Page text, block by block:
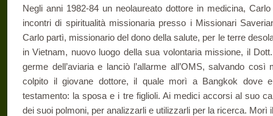
Negli anni 1982-84 un neolaureato dottore in medicina,
incontri di spiritualità missionaria presso i Missionari
Carlo partì, missionario del dono della salute, per le terre
in Vietnam, nuovo luogo della sua volontaria missione, il
germe dell’aviaria e lanciò l’allarme all’OMS, salvando
colpito il giovane dottore, il quale morì a Bangkok dove
testamento: la sposa e i tre figlioli. Ai medici accorsi al suo
dei suoi polmoni, per analizzarli e utilizzarli per la ricerca. Morì